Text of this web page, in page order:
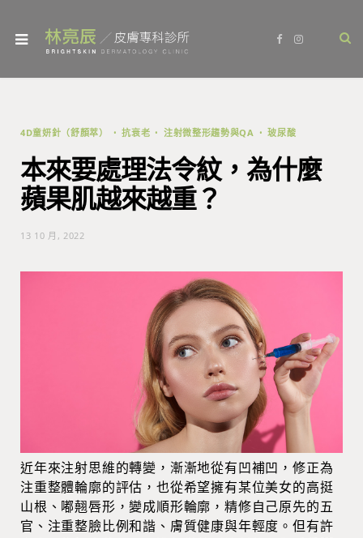
b
I
a
4D童妍針（舒顏萃） 抗衰老 注射微整形趨勢與QA 玻尿酸
本來要處理法令紋，為什麼
蘋果肌越來越重？
13 10 月, 2022
近年來注射思維的轉變，漸漸地從有凹補凹，修正為
注重整體輪廓的評估，也從希望擁有某位美女的高挺
山根、嘟翹唇形，變成順形輪廓，精修自己原先的五
官、注重整臉比例和諧、膚質健康與年輕度。但有許